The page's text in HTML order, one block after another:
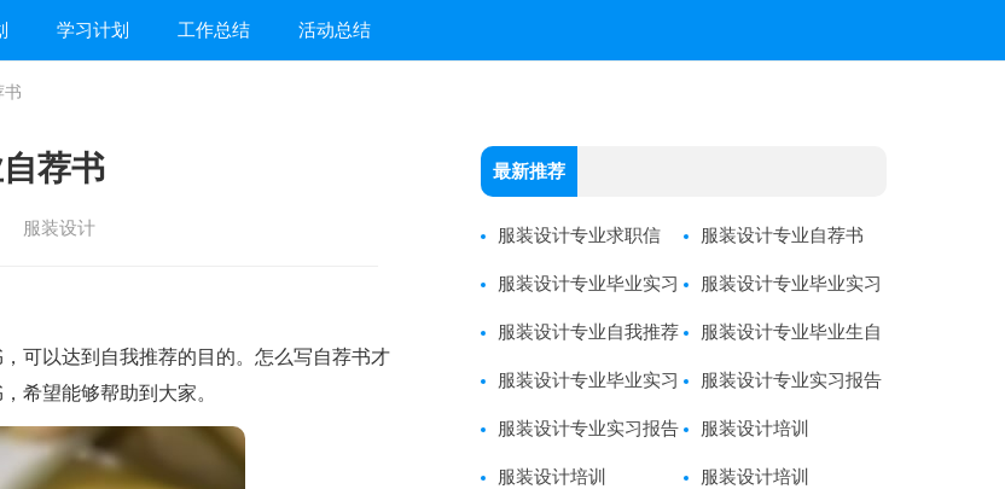
学习计划 工作总结 活动总结
书
荐书
服装设计
以达到自我推荐的目的。怎么写自荐书才
希望能够帮助到大家。
最新推荐
服装设计专业求职信 服装设计专业自荐书
服装设计专业毕业实习
报告
服装设计专业毕业实习
报告
服装设计专业自我推荐
信
服装设计专业毕业生自
荐书
服装设计专业毕业实习
报告
服装设计专业实习报告
服装设计专业实习报告 服装设计培训
服装设计培训 服装设计培训